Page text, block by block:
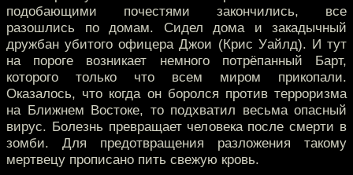
подобающими почестями закончились, все
разошлись по домам. Сидел дома и закадычный
дружбан убитого офицера Джои (Крис Уайлд). И тут
на пороге возникает немного потрёпанный Барт,
которого только что всем миром прикопали.
Оказалось, что когда он боролся против терроризма
на Ближнем Востоке, то подхватил весьма опасный
вирус. Болезнь превращает человека после смерти в
зомби. Для предотвращения разложения такому
мертвецу прописано пить свежую кровь.